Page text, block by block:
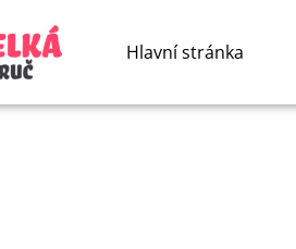
Hlavní stránka